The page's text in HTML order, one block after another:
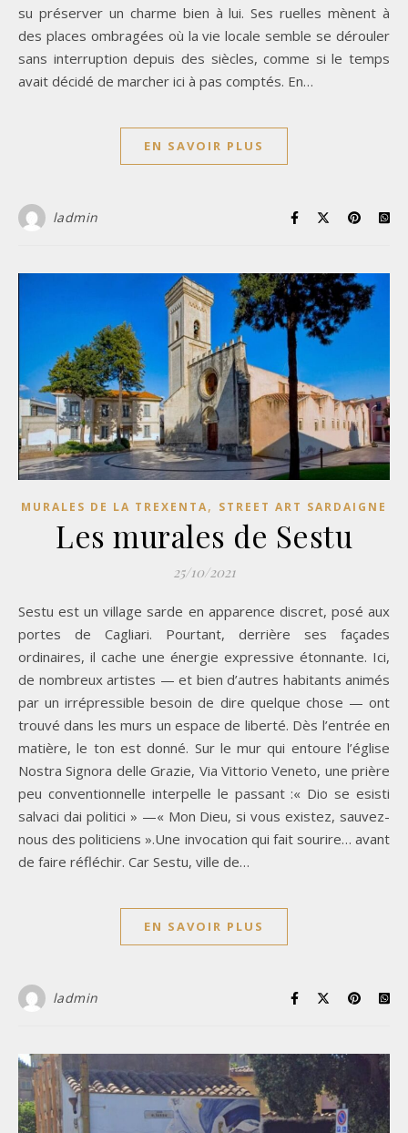
su préserver un charme bien à lui. Ses ruelles mènent à
des places ombragées où la vie locale semble se dérouler
sans interruption depuis des siècles, comme si le temps
avait décidé de marcher ici à pas comptés. En…
EN SAVOIR PLUS
ladmin
MURALES DE LA TREXENTA, STREET ART SARDAIGNE
Les murales de Sestu
25/10/2021
Sestu est un village sarde en apparence discret, posé aux
portes de Cagliari. Pourtant, derrière ses façades
ordinaires, il cache une énergie expressive étonnante. Ici,
de nombreux artistes — et bien d’autres habitants animés
par un irrépressible besoin de dire quelque chose — ont
trouvé dans les murs un espace de liberté. Dès l’entrée en
matière, le ton est donné. Sur le mur qui entoure l’église
Nostra Signora delle Grazie, Via Vittorio Veneto, une prière
peu conventionnelle interpelle le passant :« Dio se esisti
salvaci dai politici » —« Mon Dieu, si vous existez, sauvez-
nous des politiciens ».Une invocation qui fait sourire… avant
de faire réfléchir. Car Sestu, ville de…
EN SAVOIR PLUS
ladmin